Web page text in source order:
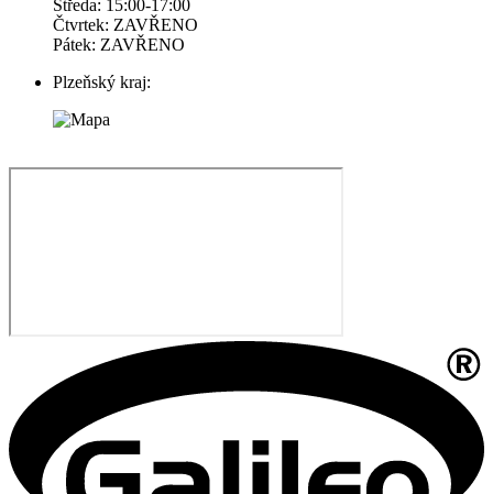
Středa: 15:00-17:00
Čtvrtek: ZAVŘENO
Pátek: ZAVŘENO
Plzeňský kraj: